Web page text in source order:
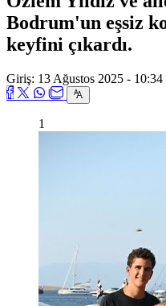
Bodrum'un eşsiz
keyfini çıkardı.
Giriş: 13 Ağustos 2025 - 10:34
1